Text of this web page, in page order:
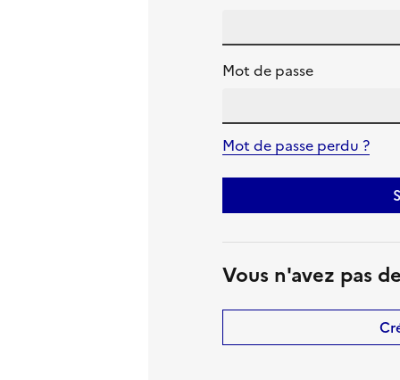
Mot de passe
Mot de passe perdu ?
Vous n'avez pas